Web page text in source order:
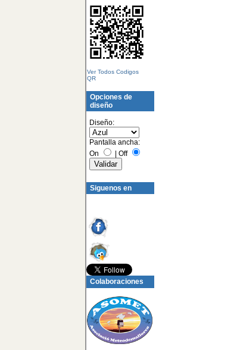
Ver Todos Codigos
QR
Opciones de
diseño
Diseño:
Pantalla ancha:
On
Off
Siguenos en
Colaboraciones